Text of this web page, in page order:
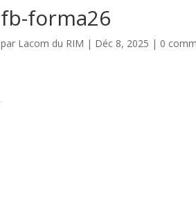
fb-forma26
par Lacom du RIM | Déc 8, 2025 | 0